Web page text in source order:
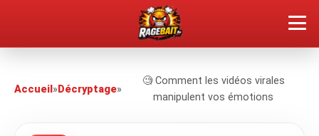
Accueil » Décryptage»
🧐 Comment les vidéos virales
manipulent vos émotions